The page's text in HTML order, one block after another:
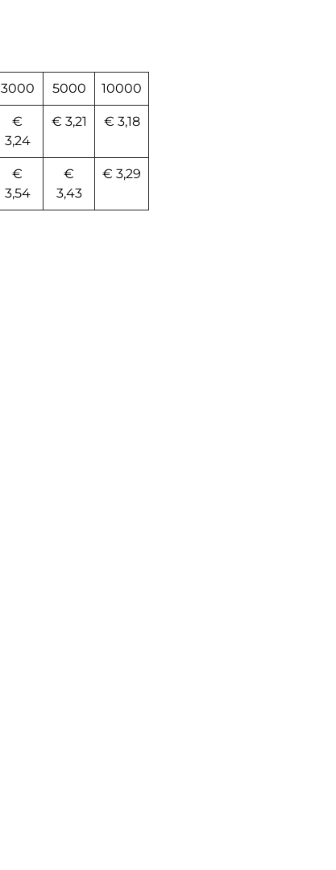
3000 5000 10000
€
3,24
€ 3,21 € 3,18
€
3,54
€
3,43
€ 3,29